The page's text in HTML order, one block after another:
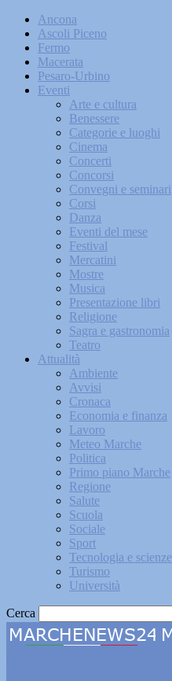
Ancona
Ascoli Piceno
Fermo
Macerata
Pesaro-Urbino
Eventi
Arte e cultura
Benessere
Categorie e luoghi
Cinema
Concerti
Concorsi
Convegni e seminari
Corsi
Danza
Eventi del mese
Festival
Mercatini
Mostre
Musica
Presentazione libri
Religione
Sagra e gastronomia
Teatro
Attualità
Ambiente
Avvisi
Cronaca
Economia e finanza
Lavoro
Meteo Marche
Politica
Primo piano Marche
Regione
Salute
Scuola
Sociale
Sport
Tecnologia e scienze
Turismo
Università
Cerca